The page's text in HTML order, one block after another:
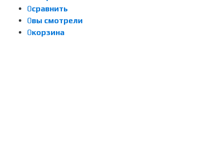
0сравнить
0вы смотрели
0корзина